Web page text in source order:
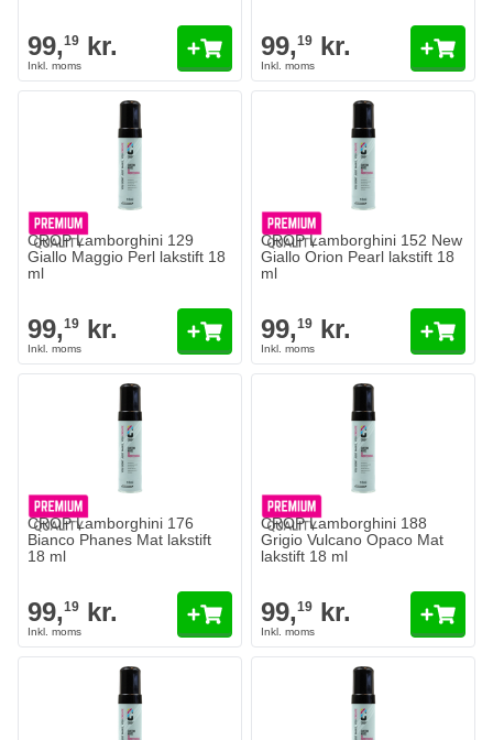
99,19 kr. 99,19 kr.
CROP Lamborghini 129
Giallo Maggio Perl lakstift 18
ml
99,19 kr.
CROP Lamborghini 152 New
Giallo Orion Pearl lakstift 18
ml
99,19 kr.
CROP Lamborghini 176
Bianco Phanes Mat lakstift
18 ml
99,19 kr.
CROP Lamborghini 188
Grigio Vulcano Opaco Mat
lakstift 18 ml
99,19 kr.